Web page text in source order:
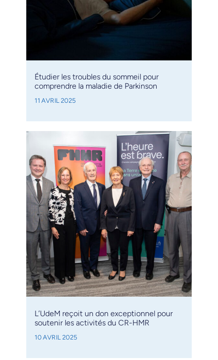
Étudier les troubles du sommeil pour
comprendre la maladie de Parkinson
11 AVRIL 2025
L’UdeM reçoit un don exceptionnel pour
soutenir les activités du CR-HMR
10 AVRIL 2025